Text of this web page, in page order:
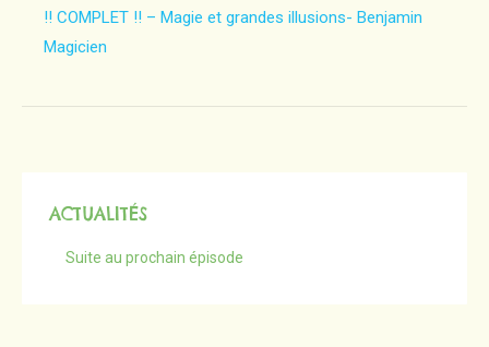
!! COMPLET !! – Magie et grandes illusions- Benjamin
Magicien
ACTUALITÉS
Suite au prochain épisode